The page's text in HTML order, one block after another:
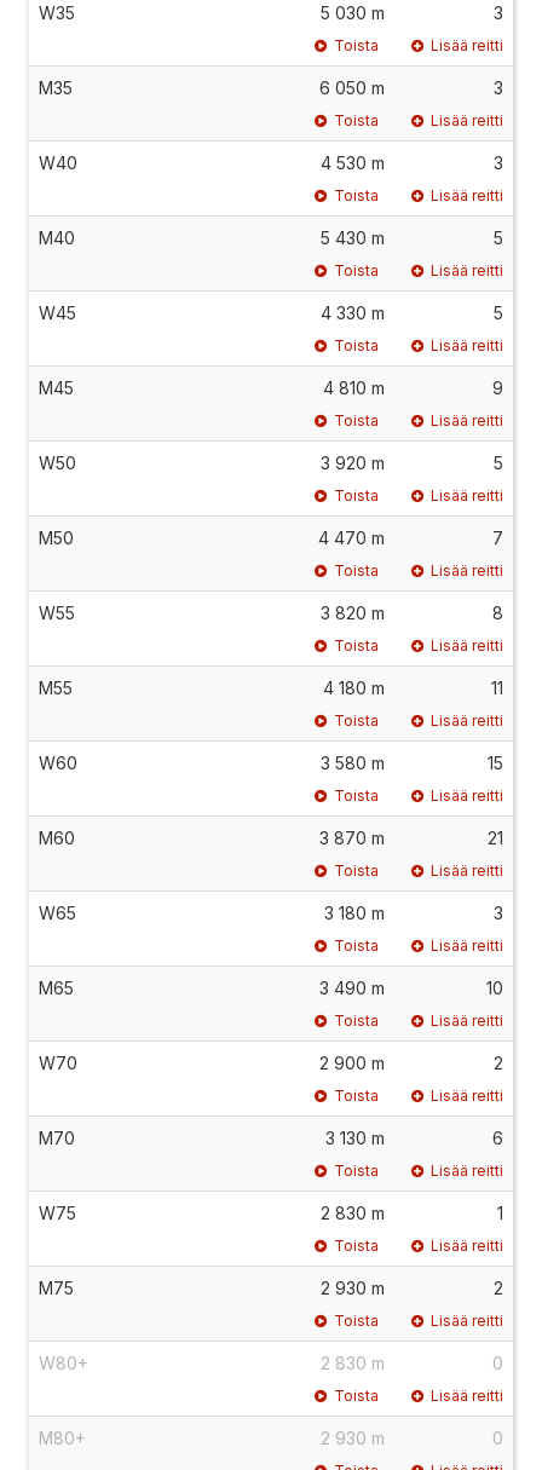
W35 5 030 m 3
Toista Lisää reitti
M35 6 050 m 3
Toista Lisää reitti
W40 4 530 m 3
Toista Lisää reitti
M40 5 430 m 5
Toista Lisää reitti
W45 4 330 m 5
Toista Lisää reitti
M45 4 810 m 9
Toista Lisää reitti
W50 3 920 m 5
Toista Lisää reitti
M50 4 470 m 7
Toista Lisää reitti
W55 3 820 m 8
Toista Lisää reitti
M55 4 180 m 11
Toista Lisää reitti
W60 3 580 m 15
Toista Lisää reitti
M60 3 870 m 21
Toista Lisää reitti
W65 3 180 m 3
Toista Lisää reitti
M65 3 490 m 10
Toista Lisää reitti
W70 2 900 m 2
Toista Lisää reitti
M70 3 130 m 6
Toista Lisää reitti
W75 2 830 m 1
Toista Lisää reitti
M75 2 930 m 2
Toista Lisää reitti
W80+ 2 830 m 0
Toista Lisää reitti
M80+ 2 930 m 0